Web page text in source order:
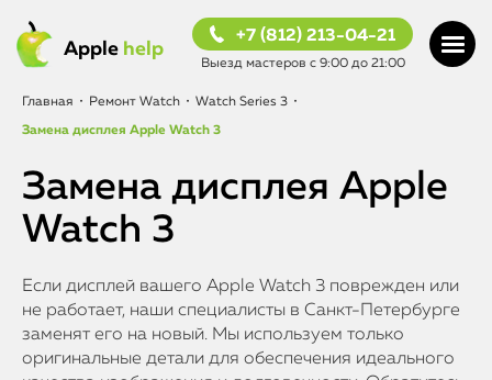
Apple help
+7 (812) 213-04-21
Выезд мастеров с 9:00 до 21:00
Главная • Ремонт Watch • Watch Series 3 •
Замена дисплея Apple Watch 3
Замена дисплея Apple
Watch 3
Если дисплей вашего Apple Watch 3 поврежден или
не работает, наши специалисты в Санкт-Петербурге
заменят его на новый. Мы используем только
оригинальные детали для обеспечения идеального